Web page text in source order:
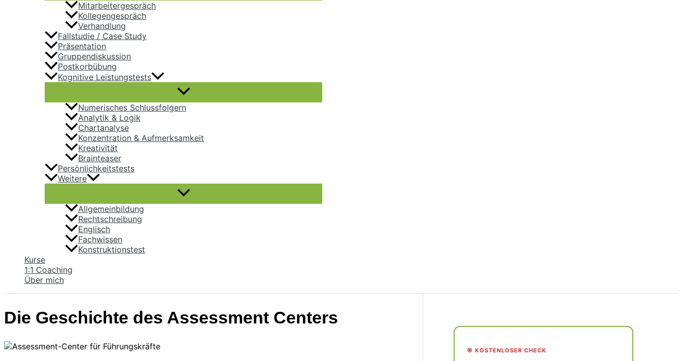
Mitarbeitergespräch
Kollegengespräch
Verhandlung
Fallstudie / Case Study
Präsentation
Gruppendiskussion
Postkorbübung
Kognitive Leistungstests
Numerisches Schlussfolgern
Analytik & Logik
Chartanalyse
Konzentration & Aufmerksamkeit
Kreativität
Brainteaser
Persönlichkeitstests
Weitere
Allgemeinbildung
Rechtschreibung
Englisch
Fachwissen
Konstruktionstest
Kurse
1:1 Coaching
Über mich
Die Geschichte des Assessment Centers
🎯 KOSTENLOSER CHECK